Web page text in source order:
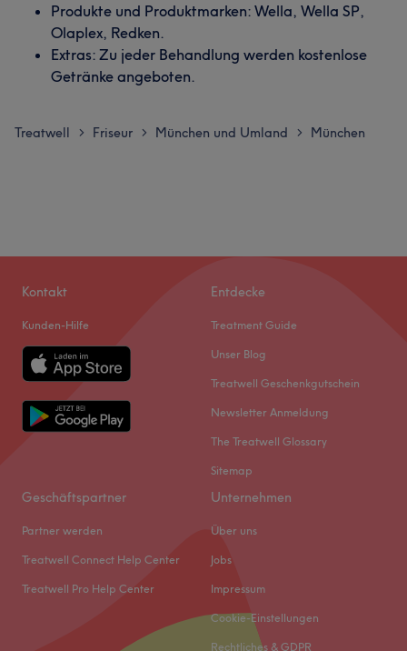
Produkte und Produktmarken: Wella, Wella SP,
Olaplex, Redken.
Extras: Zu jeder Behandlung werden kostenlose
Getränke angeboten.
Treatwell > Friseur > München und Umland > München
Kontakt
Kunden-Hilfe
Entdecke
Treatment Guide
Unser Blog
Treatwell Geschenkgutschein
Newsletter Anmeldung
The Treatwell Glossary
Sitemap
Geschäftspartner
Partner werden
Treatwell Connect Help Center
Treatwell Pro Help Center
Unternehmen
Über uns
Jobs
Impressum
Cookie-Einstellungen
Rechtliches & GDPR